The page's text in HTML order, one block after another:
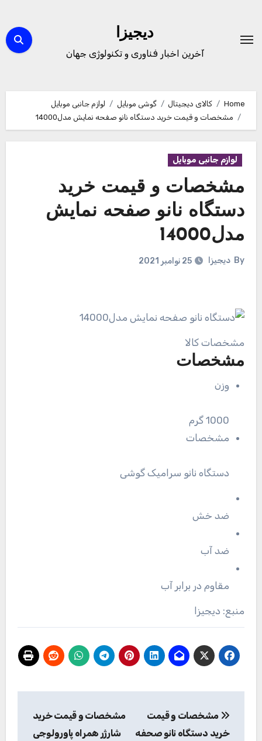
content
دیجیزا
آخرین اخبار فناوری و تکنولوژی جهان
Home کالای دیجیتال گوشی موبایل
لوازم جانبی موبایل
مشخصات و قیمت خرید دستگاه نانو صفحه نمایش مدل14000
لوازم جانبی موبایل
مشخصات و قیمت خرید
دستگاه نانو صفحه نمایش
مدل14000
By دیجیزا 25 نوامبر 2021
مشخصات کالا
مشخصات
وزن
1000 گرم
مشخصات
دستگاه نانو سرامیک گوشی
ضد خش
ضد آب
مقاوم در برابر آب
منبع: دیجیزا
نوشته
مشخصات و قیمت
خرید دستگاه نانو صحفه
مشخصات و قیمت خرید
شارژر همراه پاورولوجی